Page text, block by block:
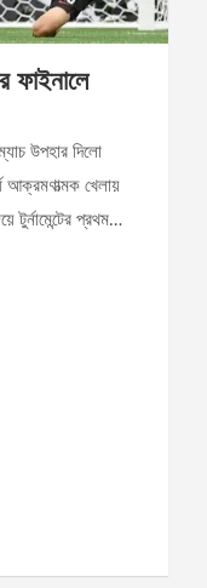
ফাইনালে
উপহার দিলো
আক্রমণাত্মক খেলায়
প্রথম…